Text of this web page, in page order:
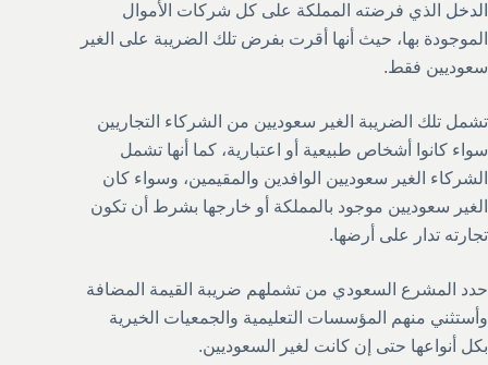
الدخل الذي فرضته المملكة على كل شركات الأموال
الموجودة بها، حيث أنها أقرت بفرض تلك الضريبة على الغير
سعوديين فقط.
تشمل تلك الضريبة الغير سعوديين من الشركاء التجاريين
سواء كانوا أشخاص طبيعية أو اعتبارية، كما أنها تشمل
الشركاء الغير سعوديين الوافدين والمقيمين، وسواء كان
الغير سعوديين موجود بالمملكة أو خارجها بشرط أن تكون
تجارته تدار على أرضها.
حدد المشرع السعودي من تشملهم ضريبة القيمة المضافة
وأستثني منهم المؤسسات التعليمية والجمعيات الخيرية
بكل أنواعها حتى إن كانت لغير السعوديين.